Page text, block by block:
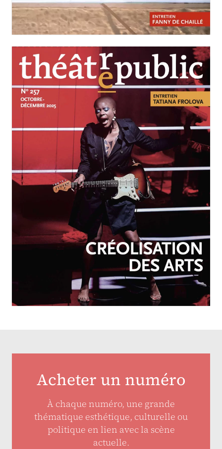
Scènes polonaises
OCTOBRE-DÉCEMBRE 2025
Créolisation des arts
Acheter un numéro
À chaque numéro, une grande
thématique esthétique, culturelle ou
politique en lien avec la scène
actuelle.